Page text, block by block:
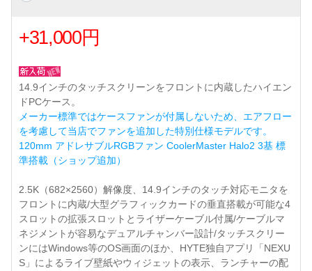
+31,000円
14.9インチのタッチスクリーンをフロントに内蔵したハイエン
ドPCケース。
メーカー標準ではケースファンが付属しないため、エアフロー
を考慮して当店でファンを追加した特別仕様モデルです。
120mm アドレサブルRGBファン CoolerMaster Halo2 3基 標
準搭載（ショップ追加）
2.5K（682×2560）解像度、14.9インチのタッチ対応モニタを
フロントに内蔵/大型グラフィックカードの垂直搭載が可能な4
スロットの拡張スロットとライザーケーブル付属/ケーブルマ
ネジメントが容易なデュアルチャンバー設計/タッチスクリー
ンにはWindows等のOS画面のほか、HYTE独自アプリ「NEXU
S」によるライブ壁紙やウィジェットの表示、ランチャーの配